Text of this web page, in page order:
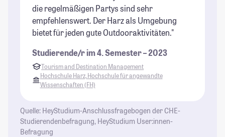
die regelmäßigen Partys sind sehr
empfehlenswert. Der Harz als Umgebung
bietet für jeden gute Outdooraktivitäten."
Studierende/r im 4. Semester – 2023
Tourism and Destination Management
Hochschule Harz, Hochschule für angewandte
Wissenschaften (FH)
Quelle: HeyStudium-Anschlussfragebogen der CHE-
Studierendenbefragung, HeyStudium User:innen-
Befragung